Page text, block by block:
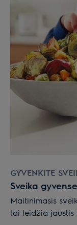
GYVENKITE
Sveika
Maitinimasis
tai leidžia